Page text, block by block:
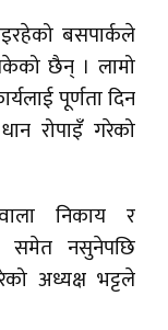
बसपार्कले
छैन् । लामो
पूर्णता दिन
रोपाइँ गरेको
निकाय र
समेत नसुनेपछि
अध्यक्ष भट्टले